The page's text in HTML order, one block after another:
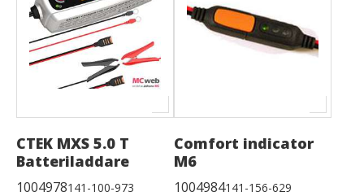
CTEK MXS 5.0 T
Batteriladdare
1004978141-100-973
Comfort indicator
M6
1004984141-156-629